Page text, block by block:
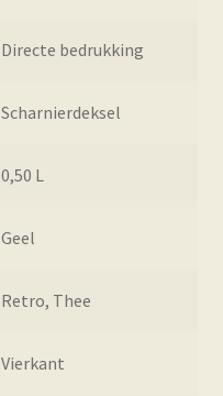
Directe bedrukking
Scharnierdeksel
0,50 L
Geel
Retro, Thee
Vierkant